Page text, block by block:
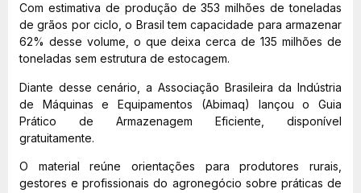
Com estimativa de produção de 353 milhões de toneladas
de grãos por ciclo, o Brasil tem capacidade para armazenar
62% desse volume, o que deixa cerca de 135 milhões de
toneladas sem estrutura de estocagem.
Diante desse cenário, a Associação Brasileira da Indústria
de Máquinas e Equipamentos (Abimaq) lançou o Guia
Prático de Armazenagem Eficiente, disponível
gratuitamente.
O material reúne orientações para produtores rurais,
gestores e profissionais do agronegócio sobre práticas de